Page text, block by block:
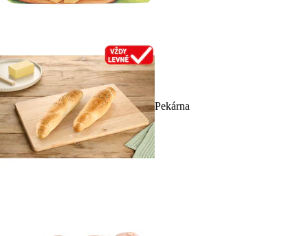
Pekárna